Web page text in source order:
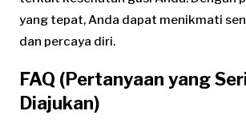
yang tepat, Anda dapat menikmati
dan percaya diri.
FAQ (Pertanyaan yang
Diajukan)